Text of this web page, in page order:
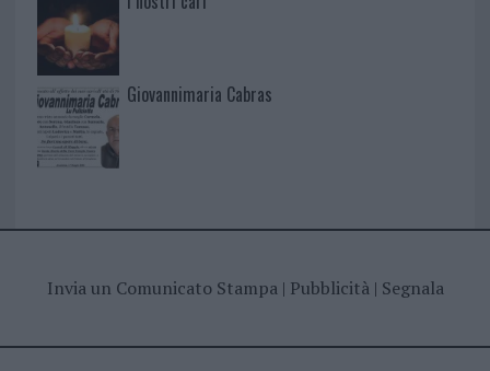
Giovannimaria Cabras
Invia un Comunicato Stampa| Pubblicità| Segnala